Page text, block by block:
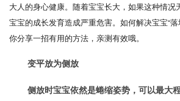
大人的身心健康。随着宝宝长大，如果这种情况
宝宝的成长发育造成严重危害。如何解决宝宝“
你分享一招有用的方法，亲测有效哦。
变平放为侧放
侧放时宝宝依然是蜷缩姿势，可以最大